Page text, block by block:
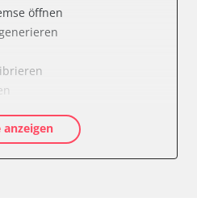
öffnen
anzeigen